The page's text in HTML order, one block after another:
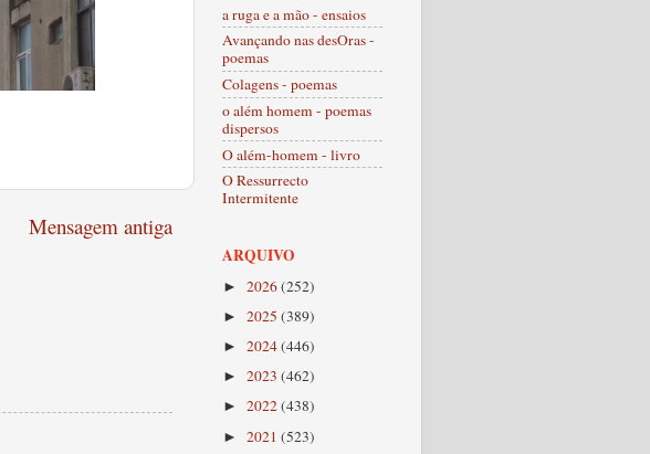
Mensagem antiga
a ruga e a mão - ensaios
Avançando nas desOras -
poemas
Colagens - poemas
o além homem - poemas
dispersos
O além-homem - livro
O Ressurrecto
Intermitente
ARQUIVO
► 2026(252)
► 2025 (389)
► 2024(446)
► 2023 (462)
► 2022(438)
► 2021 (523)